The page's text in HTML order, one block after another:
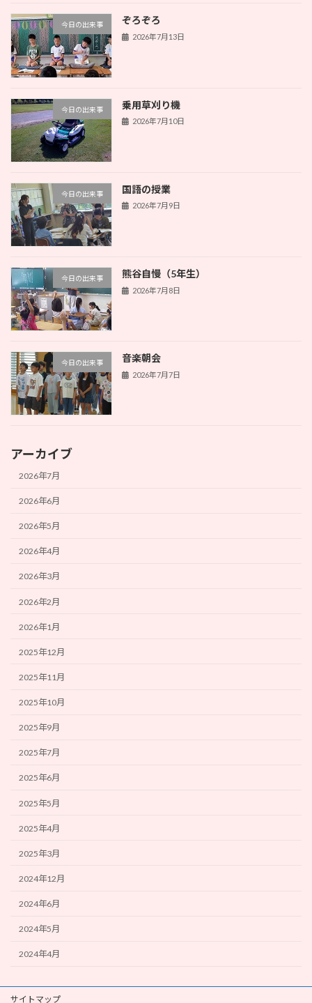
今日の出来事 ぞろぞろ
2026年7月13日
今日の出来事 乗用草刈り機
2026年7月10日
今日の出来事 国語の授業
2026年7月9日
今日の出来事 熊谷自慢（5年生）
2026年7月8日
今日の出来事 音楽朝会
2026年7月7日
アーカイブ
2026年7月
2026年6月
2026年5月
2026年4月
2026年3月
2026年2月
2026年1月
2025年12月
2025年11月
2025年10月
2025年9月
2025年7月
2025年6月
2025年5月
2025年4月
2025年3月
2024年12月
2024年6月
2024年5月
2024年4月
サイトマップ